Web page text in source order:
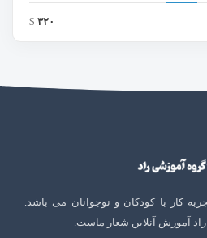
۳۲۰ $
دارای ۱۵ سال تجربه کار با کودکان و نوجوانان می باشد.
آموزش آنلاین شعار ماست.